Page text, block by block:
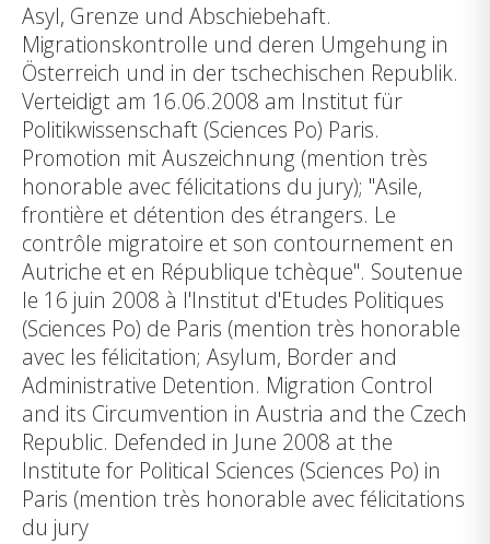
Asyl, Grenze und Abschiebehaft.
Migrationskontrolle und deren Umgehung in
Österreich und in der tschechischen Republik.
Verteidigt am 16.06.2008 am Institut für
Politikwissenschaft (Sciences Po) Paris.
Promotion mit Auszeichnung (mention très
honorable avec félicitations du jury); "Asile,
frontière et détention des étrangers. Le
contrôle migratoire et son contournement en
Autriche et en République tchèque". Soutenue
le 16 juin 2008 à l'Institut d'Etudes Politiques
(Sciences Po) de Paris (mention très honorable
avec les félicitation; Asylum, Border and
Administrative Detention. Migration Control
and its Circumvention in Austria and the Czech
Republic. Defended in June 2008 at the
Institute for Political Sciences (Sciences Po) in
Paris (mention très honorable avec félicitations
du jury